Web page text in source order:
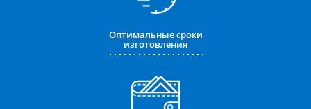
Оптимальные сроки
изготовления